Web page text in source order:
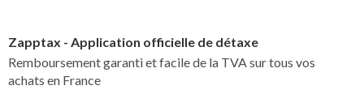
Zapptax - Application officielle de détaxe
Remboursement garanti et facile de la TVA sur tous vos
achats en France